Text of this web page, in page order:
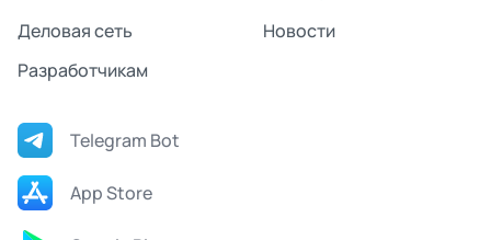
Деловая сеть
Новости
Разработчикам
Telegram Bot
App Store